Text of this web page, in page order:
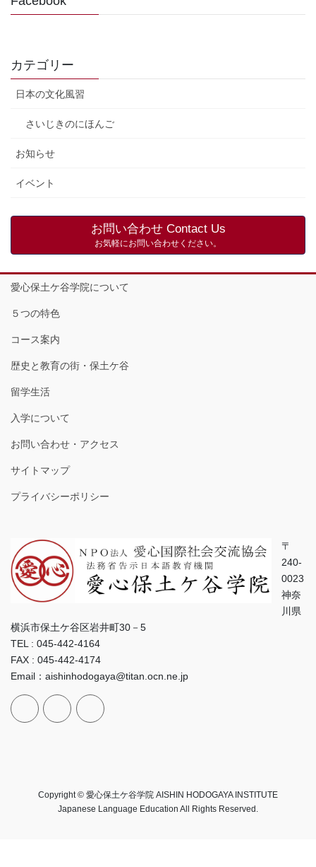
カテゴリー
日本の文化風習
さいじきのにほんご
お知らせ
イベント
お問い合わせ Contact Us
お気軽にお問い合わせください。
愛心保土ケ谷学院について
５つの特色
コース案内
歴史と教育の街・保土ケ谷
留学生活
入学について
お問い合わせ・アクセス
サイトマップ
プライバシーポリシー
〒
240-
0023
神奈
川県
横浜市保土ケ谷区岩井町30－5
TEL : 045-442-4164
FAX : 045-442-4174
Email：aishinhodogaya@titan.ocn.ne.jp
Copyright © 愛心保土ケ谷学院 AISHIN HODOGAYA INSTITUTE
Japanese Language Education All Rights Reserved.